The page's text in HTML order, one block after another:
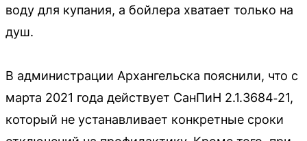
воду для купания, а бойлера хватает только на
душ.
В администрации Архангельска пояснили, что с
марта 2021 года действует СанПиН 2.1.3684‑21,
который не устанавливает конкретные сроки